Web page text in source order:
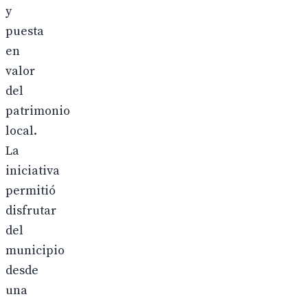
y
puesta
en
valor
del
patrimonio
local.
La
iniciativa
permitió
disfrutar
del
municipio
desde
una